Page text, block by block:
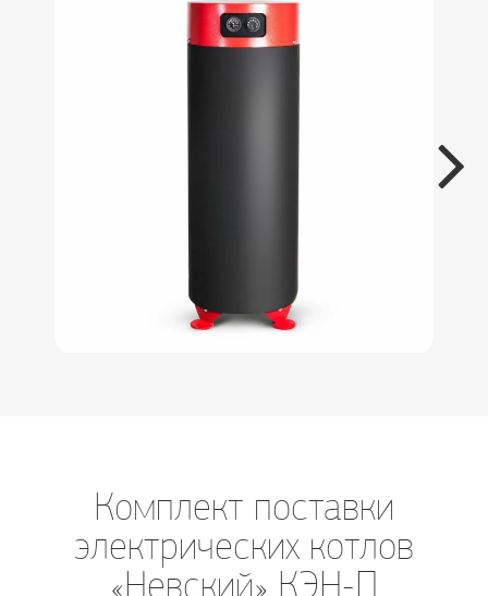
Комплект поставки
электрических котлов
«Невский» КЭН-П